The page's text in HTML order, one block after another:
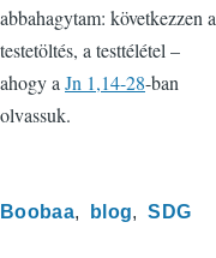
abbahagytam: következzen a
testetöltés, a testtélétel –
ahogy a Jn 1,14-28-ban
olvassuk.
Boobaa blog SDG